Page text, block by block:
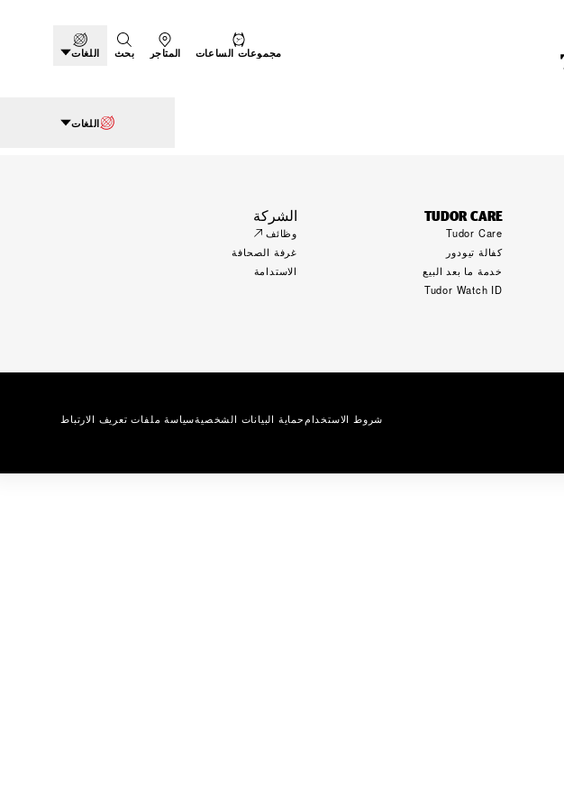
مجموعات الساعات المتاجر بحث اللغات
TUDOR CARE
Tudor Care
كفالة تيودور
خدمة ما بعد البيع
Tudor Watch ID
الشركة
وظائف
غرفة الصحافة
الاستدامة
اللغات
شروط الاستخدامحماية البيانات الشخصيةسياسة ملفات تعريف الارتباط